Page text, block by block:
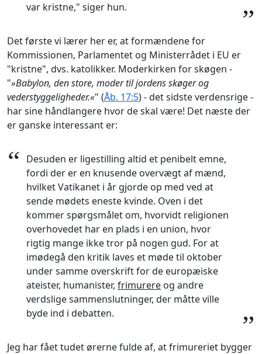
var kristne," siger hun.
”
Det første vi lærer her er, at formændene for
Kommissionen, Parlamentet og Ministerrådet i EU er
"kristne", dvs. katolikker. Moderkirken for skøgen -
"»Babylon, den store, moder til jordens skøger og
vederstyggeligheder.«" (Åb. 17:5) - det sidste verdensrige -
har sine håndlangere hvor de skal være! Det næste der
er ganske interessant er:
“ Desuden er ligestilling altid et penibelt emne,
fordi der er en knusende overvægt af mænd,
hvilket Vatikanet i år gjorde op med ved at
sende mødets eneste kvinde. Oven i det
kommer spørgsmålet om, hvorvidt religionen
overhovedet har en plads i en union, hvor
rigtig mange ikke tror på nogen gud. For at
imødegå den kritik laves et møde til oktober
under samme overskrift for de europæiske
ateister, humanister, frimurere og andre
verdslige sammenslutninger, der måtte ville
byde ind i debatten.
”
Jeg har fået tudet ørerne fulde af, at frimureriet bygger